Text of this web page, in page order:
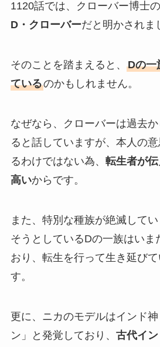
1120話では、クローバー博士
D・クローバーだと明かされま
そのことを踏まえると、 Dの一
ているのかもしれません。
なぜなら、クローバーは過去
ると話していますが、本人の
るわけではない為、 転生者が
高いからです。
また、特別な種族が絶滅して
そうとしているDの一族はいま
おり、転生を行って生き延び
す。
更に、ニカのモデルはインド
ン」と発覚しており、 古代イ